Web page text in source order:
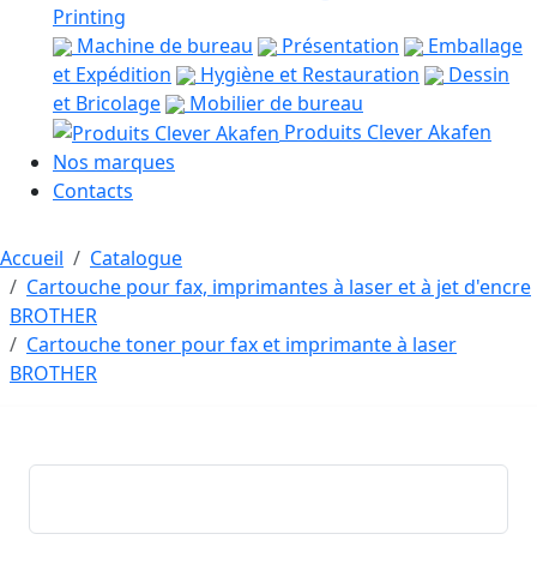
Printing
Machine de bureau
Présentation
Emballage
et Expédition
Hygiène et Restauration
Dessin
et Bricolage
Mobilier de bureau
Produits Clever Akafen
Nos marques
Contacts
Accueil
Catalogue
Cartouche pour fax, imprimantes à laser et à jet d'encre
BROTHER
Cartouche toner pour fax et imprimante à laser
BROTHER